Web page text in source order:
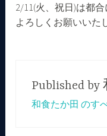
2/11(火、祝日)は都
よろしくお願いいた
Published by
和食たか田 のす